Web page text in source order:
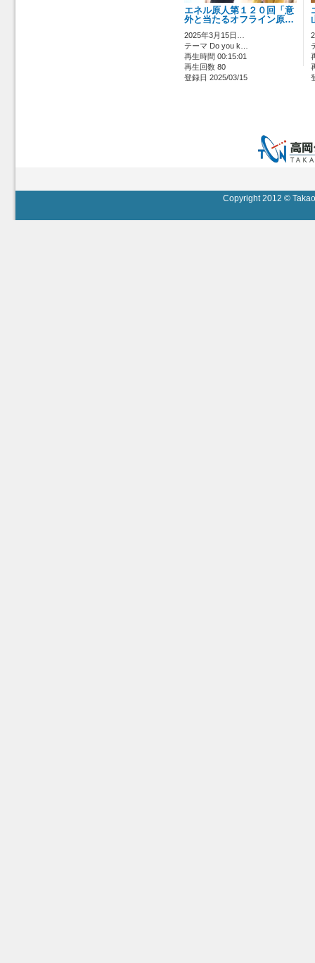
エネル原人第１２０回「意
外と当たるオフライン原…
2025年3月15日…
テーマ Do you k…
再生時間 00:15:01
再生回数 80
登録日 2025/03/15
Copyright 2012 ©